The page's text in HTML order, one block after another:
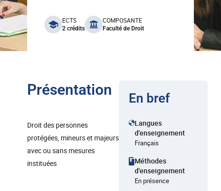
benefits
ECTS
2 crédits
COMPOSANTE
Faculté de Droit
Présentation
Droit des personnes
protégées, mineurs et majeurs
avec ou sans mesures
instituées
En bref
Langues
d'enseignement
Français
Méthodes
d'enseignement
En présence